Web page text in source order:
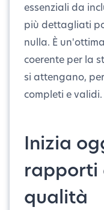
essenziali da
più dettagliati
nulla. È
coerente per la
si attengano,
completi e validi.
Inizia
rapporti
qualità